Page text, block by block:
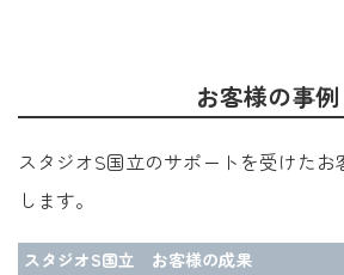
お客様の事例
スタジオS国立のサポートを受けた
します。
スタジオS国立 お客様の成果